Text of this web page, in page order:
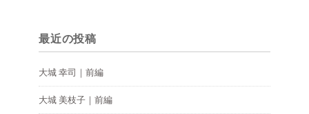
最近の投稿
大城 幸司｜前編
大城 美枝子｜前編